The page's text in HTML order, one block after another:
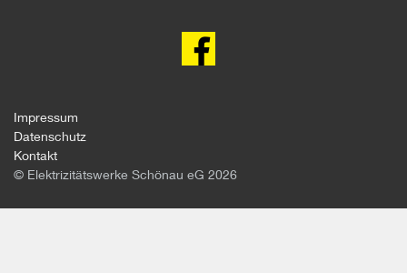
Impressum
Datenschutz
Kontakt
© Elektrizitätswerke Schönau eG 2026